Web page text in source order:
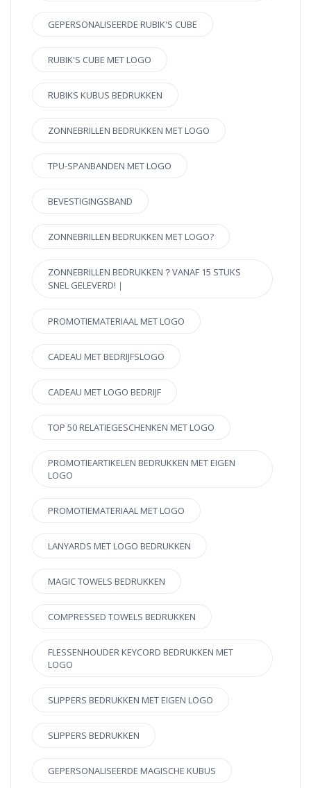
GEPERSONALISEERDE RUBIK'S CUBE
RUBIK'S CUBE MET LOGO
RUBIKS KUBUS BEDRUKKEN
ZONNEBRILLEN BEDRUKKEN MET LOGO
TPU-SPANBANDEN MET LOGO
BEVESTIGINGSBAND
ZONNEBRILLEN BEDRUKKEN MET LOGO?
ZONNEBRILLEN BEDRUKKEN？VANAF 15 STUKS
SNEL GELEVERD!｜
PROMOTIEMATERIAAL MET LOGO
CADEAU MET BEDRIJFSLOGO
CADEAU MET LOGO BEDRIJF
TOP 50 RELATIEGESCHENKEN MET LOGO
PROMOTIEARTIKELEN BEDRUKKEN MET EIGEN
LOGO
PROMOTIEMATERIAAL MET LOGO
LANYARDS MET LOGO BEDRUKKEN
MAGIC TOWELS BEDRUKKEN
COMPRESSED TOWELS BEDRUKKEN
FLESSENHOUDER KEYCORD BEDRUKKEN MET
LOGO
SLIPPERS BEDRUKKEN MET EIGEN LOGO
SLIPPERS BEDRUKKEN
GEPERSONALISEERDE MAGISCHE KUBUS